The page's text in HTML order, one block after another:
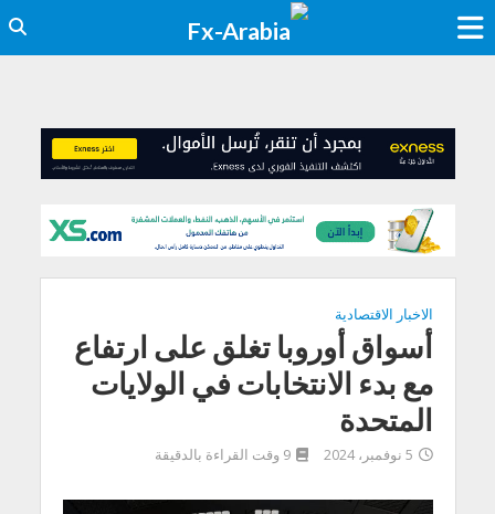
الاخبار الاقتصادية
أسواق أوروبا تغلق على ارتفاع
مع بدء الانتخابات في الولايات
المتحدة
5 نوفمبر، 2024 9 وقت القراءة بالدقيقة